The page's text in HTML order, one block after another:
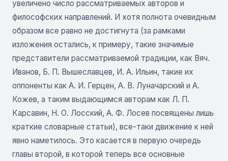
увеличено число рассматриваемых авторов и
философских направлений. И хотя полнота очевидным
образом все равно не достигнута (за рамками
изложения остались, к примеру, такие значимые
представители рассматриваемой традиции, как Вяч.
Иванов, Б. П. Вышеславцев, И. А. Ильин, такие их
оппоненты как А. И. Герцен, А. В. Луначарский и А.
Кожев, а таким выдающимся авторам как Л. П.
Карсавин, Н. О. Лосский, А. Ф. Лосев посвящены лишь
краткие словарные статьи), все-таки движение к ней
явно наметилось. Это касается в первую очередь
главы второй, в которой теперь все основные